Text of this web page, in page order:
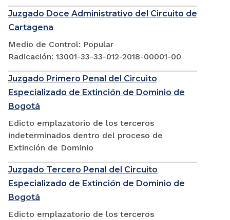
Juzgado Doce Administrativo del Circuito de
Cartagena
Medio de Control: Popular
Radicación: 13001-33-33-012-2018-00001-00
Juzgado Primero Penal del Circuito
Especializado de Extinción de Dominio de
Bogotá
Edicto emplazatorio de los terceros
indeterminados dentro del proceso de
Extinción de Dominio
Juzgado Tercero Penal del Circuito
Especializado de Extinción de Dominio de
Bogotá
Edicto emplazatorio de los terceros